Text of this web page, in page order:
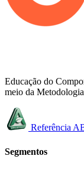
Educação do
meio da
Referência
Segmentos